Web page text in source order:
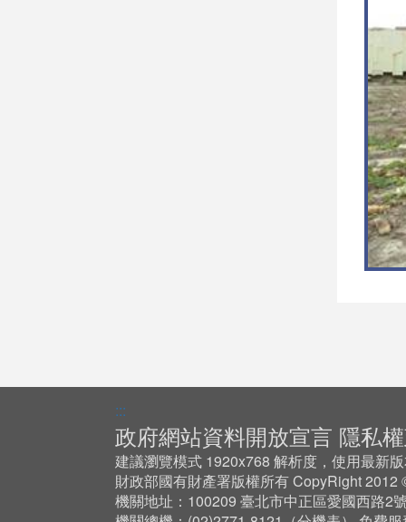
:::
政府網站資料開放宣言 隱私
建議瀏覽模式 1920x768 解析度，使用最新
財政部國有財產署版權所有 CopyRight
機關地址：100209 臺北市中正區愛國西路2